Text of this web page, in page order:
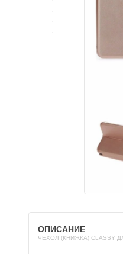
ОПИСАНИЕ
ЧЕХОЛ (КНИЖКА) CLASSY